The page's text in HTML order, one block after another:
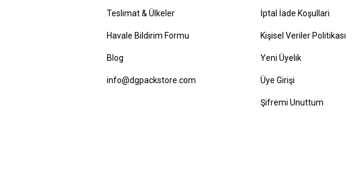
Teslimat & Ülkeler
Havale Bildirim Formu
Blog
info@dgpackstore.com
İptal İade Koşullari
Kişisel Veriler Politikası
Yeni Üyelik
Üye Girişi
Şifremi Unuttum